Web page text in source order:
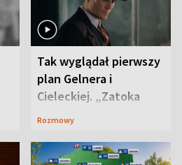
Tak wyglądał pierwszy
plan Gelnera i
Cieleckiej. „Zatoka
szpiegów” od razu ich
Rozmowy